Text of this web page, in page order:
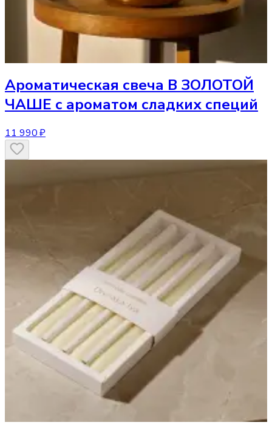
Ароматическая свеча В ЗОЛОТОЙ
ЧАШЕ с ароматом сладких специй
11 990 ₽